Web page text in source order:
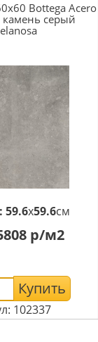
Bottega Acero
камень серый
59.6x59.6см
р/м2
Купить
102337